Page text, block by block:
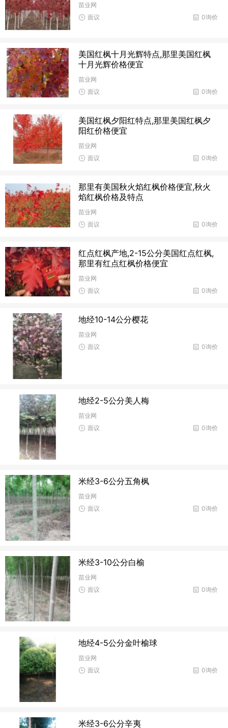
苗业网
0询价
面议
美国红枫十月光辉特点,那里美国红枫
十月光辉价格便宜
苗业网
0询价
面议
美国红枫夕阳红特点,那里美国红枫夕
阳红价格便宜
苗业网
0询价
面议
那里有美国秋火焰红枫价格便宜,秋火
焰红枫价格及特点
苗业网
0询价
面议
红点红枫产地,2-15公分美国红点红枫,
那里有红点红枫价格便宜
苗业网
0询价
面议
地经10-14公分樱花
苗业网
0询价
面议
地经2-5公分美人梅
苗业网
0询价
面议
米经3-6公分五角枫
苗业网
0询价
面议
米经3-10公分白榆
苗业网
0询价
面议
地经4-5公分金叶榆球
苗业网
0询价
面议
米经3-6公分辛夷